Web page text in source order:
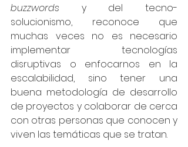
buzzwords y del tecno-
solucionismo, reconoce que
muchas veces no es necesario
implementar tecnologías
disruptivas o enfocarnos en la
escalabilidad, sino tener una
buena metodología de desarrollo
de proyectos y colaborar de cerca
con otras personas que conocen y
viven las temáticas que se tratan.